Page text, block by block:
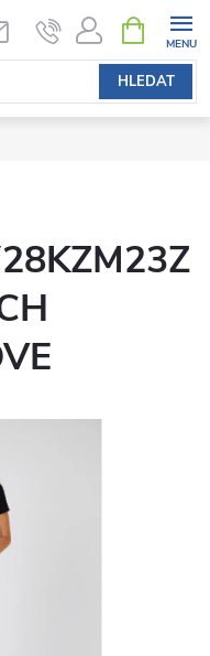
HLEDAT
NÁKUPNÍ
KOŠÍK